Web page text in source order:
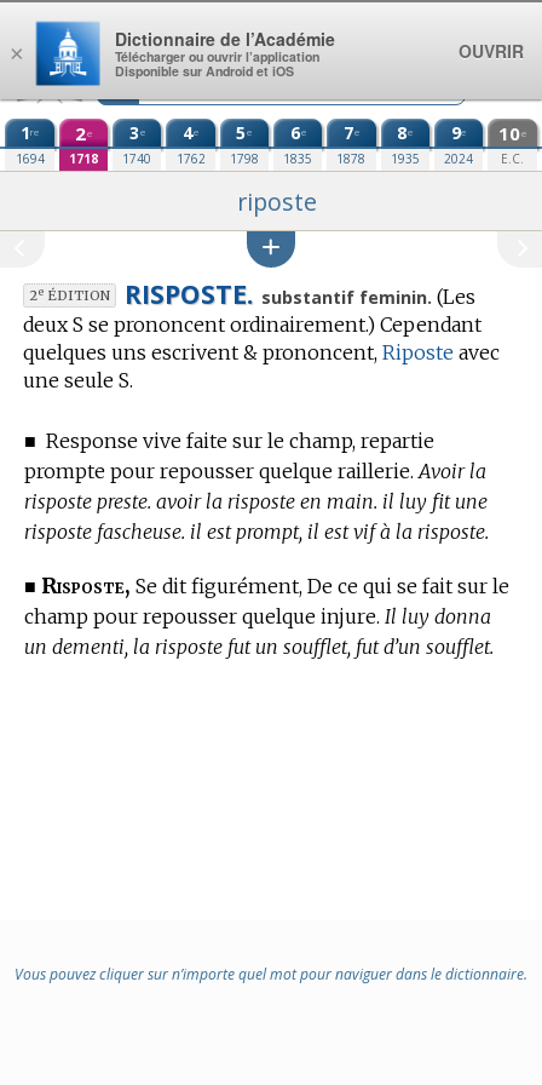
Aller au contenu
1re
1694
2e
1718
3e
1740
4e
1762
5e
1798
6e
1835
7e
1878
8e
1935
9e
2024
10e
E.C.
riposte
2eÉDITION RISPOSTE. substantif feminin. (Les
deux S se prononcent ordinairement.) Cependant
quelques uns escrivent & prononcent, Riposte avec
une seule S.
■ Response vive faite sur le champ, repartie
prompte pour repousser quelque raillerie. Avoir la
risposte preste. avoir la risposte en main. il luy fit une
risposte fascheuse. il est prompt, il est vif à la risposte.
■ Risposte, Se dit figurément, De ce qui se fait sur le
champ pour repousser quelque injure. Il luy donna
un dementi, la risposte fut un soufflet, fut d’un soufflet.
Vous pouvez cliquer sur n’importe quel mot pour naviguer dans le dictionnaire.
×
Dictionnaire de l’Académie
Télécharger ou ouvrir l’application
Disponible sur Android et iOS
OUVRIR